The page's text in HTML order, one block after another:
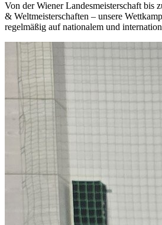
Von der Wiener Landesmeisterschaft bis
& Weltmeisterschaften – unsere
regelmäßig auf nationalem und